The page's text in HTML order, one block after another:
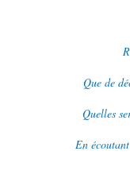
Que de
Quelles
En